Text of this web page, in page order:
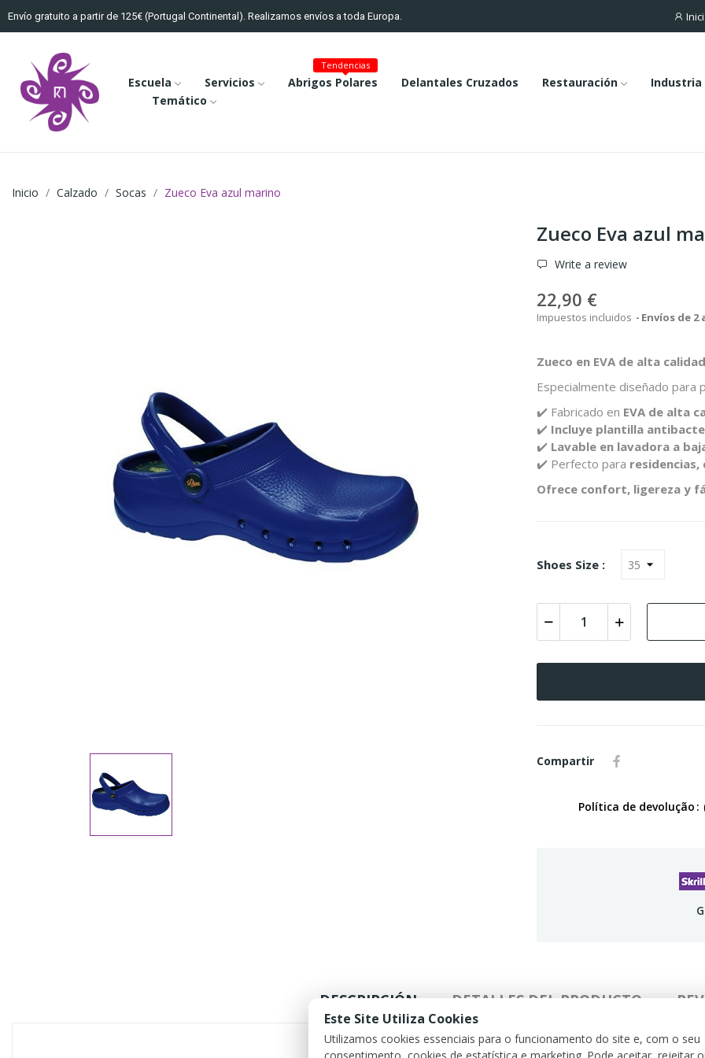
Envío gratuito a partir de 125€ (Portugal Continental). Realizamos envíos a toda Europa.
Escuela Servicios Abrigos Polares
Tendencias
Delantales Cruzados Restauración
Industria
Temático
Inicio Calzado Socas Zueco Eva azul marino
Zueco Eva azul
Write a review
22,90 €
Impuestos incluidos Envíos de 2
Zueco en EVA de alta
Especialmente diseñado para
✔️ Fabricado en EVA de alta
✔️ Incluye plantilla
✔️ Lavable en lavadora a
✔️ Perfecto para
Ofrece confort, ligereza y
Shoes Size :
Compartir
Política de devolução
DESCRIPCIÓN DETALLES DEL PRODUCTO
Este Site Utiliza Cookies
Utilizamos cookies essenciais para o funcionamento do site e, com o seu